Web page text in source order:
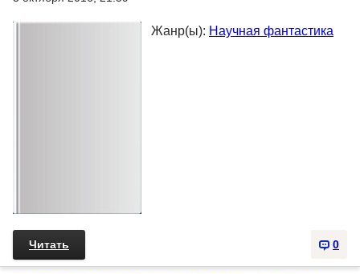
Жанр(ы): Научная фантастика
0
Читать